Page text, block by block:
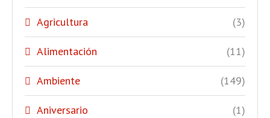
Agricultura (3)
Alimentación (11)
Ambiente (149)
Aniversario (1)